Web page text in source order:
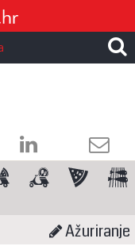
Ažuriranje